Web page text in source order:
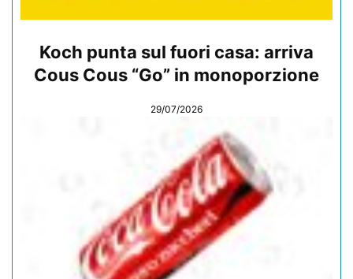
Koch punta sul fuori casa: arriva
Cous Cous “Go” in monoporzione
29/07/2026